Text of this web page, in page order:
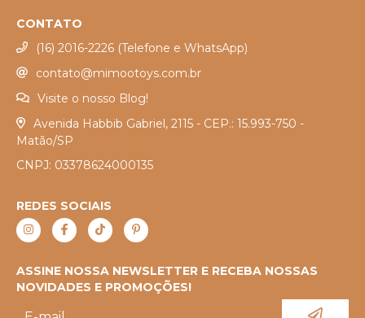
CONTATO
(16) 2016-2226 (Telefone e WhatsApp)
contato@mimootoys.com.br
Visite o nosso Blog!
Avenida Habbib Gabriel, 2115 - CEP.: 15.993-750 -
Matão/SP
CNPJ: 03378624000135
REDES SOCIAIS
ASSINE NOSSA NEWSLETTER E RECEBA NOSSAS
NOVIDADES E PROMOÇÕES!